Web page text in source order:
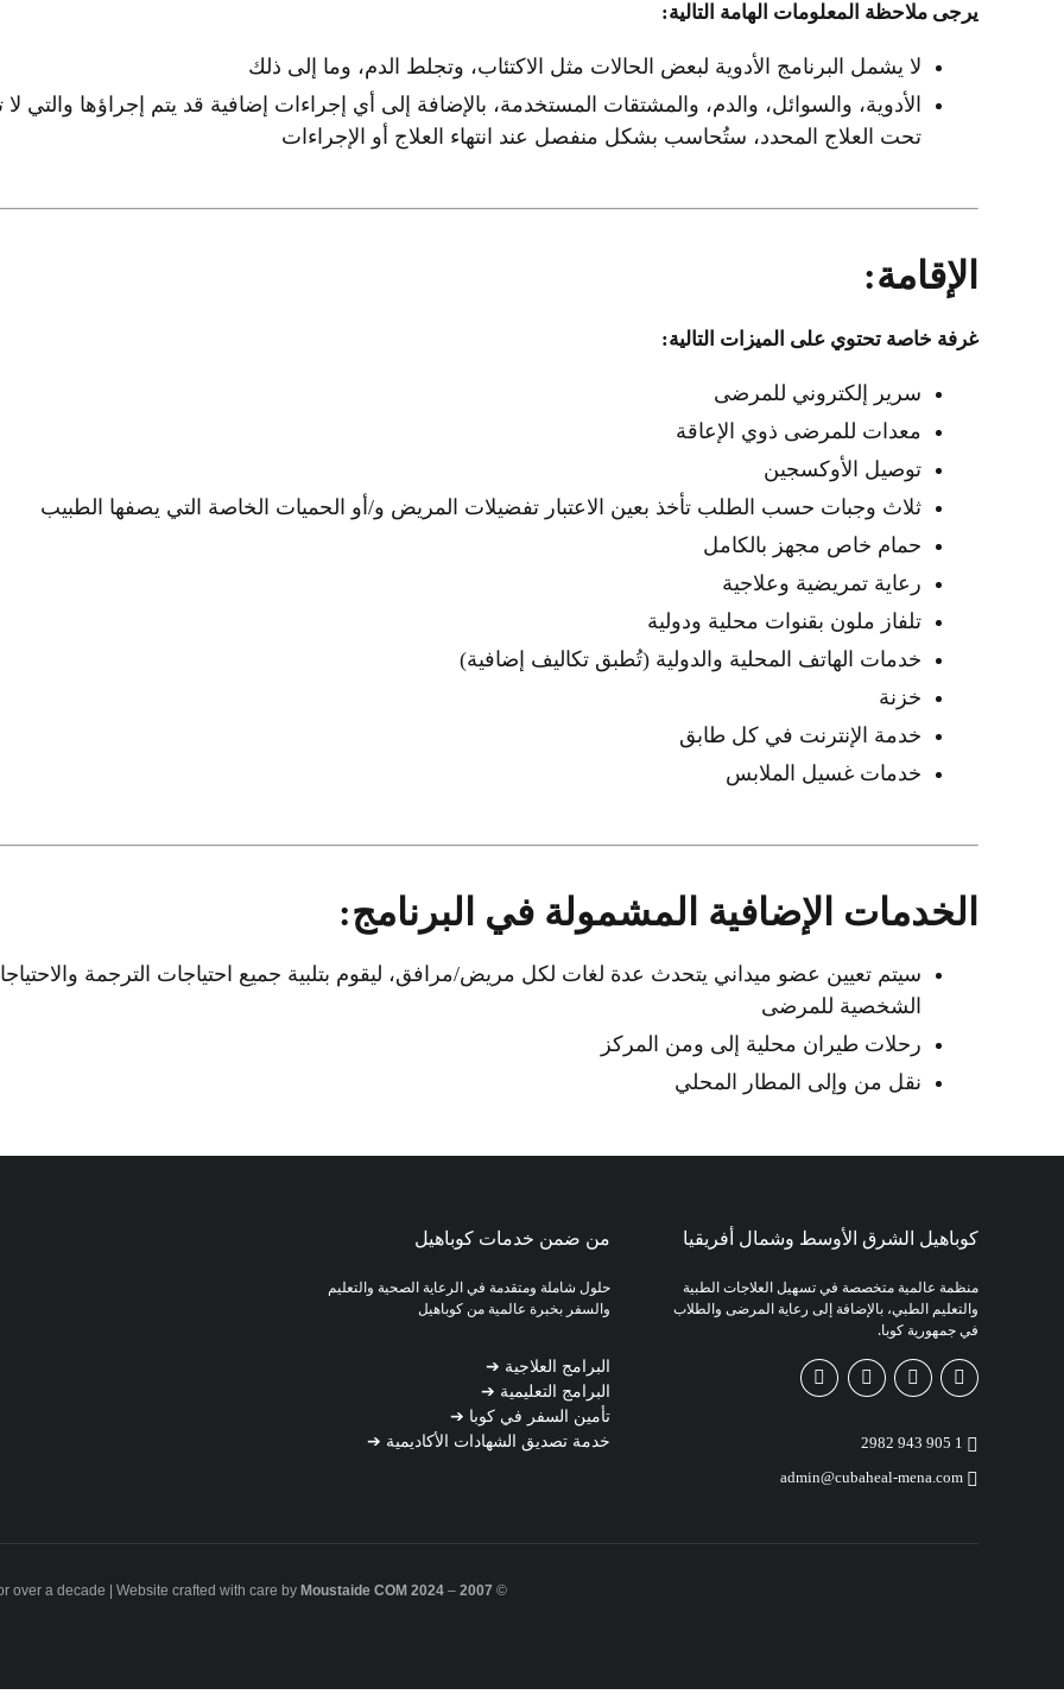
يرجى ملاحظة المعلومات الهامة التالية:
لا يشمل البرنامج الأدوية لبعض الحالات مثل الاكتئاب، وتجلط الدم، وما إلى ذلك
الأدوية، والسوائل، والدم، والمشتقات المستخدمة، بالإضافة إلى أي إجراءات إضافية قد يتم إجراؤها والتي لا
تحت العلاج المحدد، ستُحاسب بشكل منفصل عند انتهاء العلاج أو الإجراءات
الإقامة:
غرفة خاصة تحتوي على الميزات التالية:
سرير إلكتروني للمرضى
معدات للمرضى ذوي الإعاقة
توصيل الأوكسجين
ثلاث وجبات حسب الطلب تأخذ بعين الاعتبار تفضيلات المريض و/أو الحميات الخاصة التي يصفها الطبيب
حمام خاص مجهز بالكامل
رعاية تمريضية وعلاجية
تلفاز ملون بقنوات محلية ودولية
خدمات الهاتف المحلية والدولية (تُطبق تكاليف إضافية)
خزنة
خدمة الإنترنت في كل طابق
خدمات غسيل الملابس
الخدمات الإضافية المشمولة في البرنامج:
سيتم تعيين عضو ميداني يتحدث عدة لغات لكل مريض/مرافق، ليقوم بتلبية جميع احتياجات الترجمة
الشخصية للمرضى
رحلات طيران محلية إلى ومن المركز
نقل من وإلى المطار المحلي
كوباهيل الشرق الأوسط وشمال أفريقيا
منظمة عالمية متخصصة في تسهيل العلاجات الطبية
والتعليم الطبي، بالإضافة إلى رعاية المرضى والطلاب
في جمهورية كوبا.
1 905 943 2982
admin@cubaheal-mena.com
من ضمن خدمات كوباهيل
حلول شاملة ومتقدمة في الرعاية الصحية والتعليم
والسفر بخبرة عالمية من كوباهيل
البرامج العلاجية ➔
البرامج التعليمية ➔
تأمين السفر في كوبا ➔
خدمة تصديق الشهادات الأكاديمية ➔
©
2007
–
2024
over a decade | Website crafted with care by Moustaide COM